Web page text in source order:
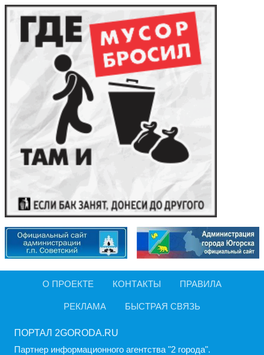
О ПРОЕКТЕ КОНТАКТЫ ПРАВИЛА
РЕКЛАМА БЫСТРАЯ СВЯЗЬ
ПОРТАЛ 2GORODA.RU
Партнер информационного агентства "2 города".